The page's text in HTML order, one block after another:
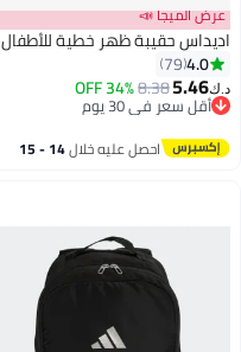
3
عرض الميجا 📣
اديداس حقيبة ظهر خطية للأطفال
4.0
79
د.ك‏5.46
8.38
34% OFF
أقل سعر في 30 يوم
أقل سعر في 30 يوم
احصل عليه خلال 14 - 15